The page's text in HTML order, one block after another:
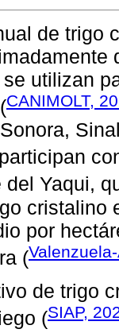
de trigo
utilizan
CANIMOLT,
del Yaqui,
cristalino
por
(
de trigo
(SIAP,